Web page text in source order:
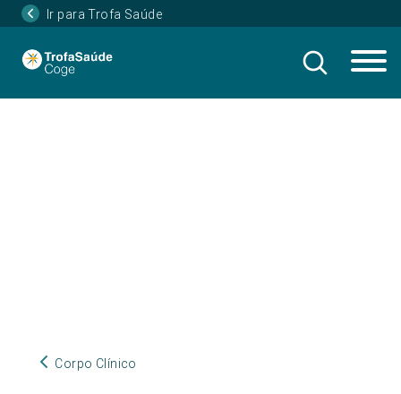
Ir para Trofa Saúde
Corpo Clínico